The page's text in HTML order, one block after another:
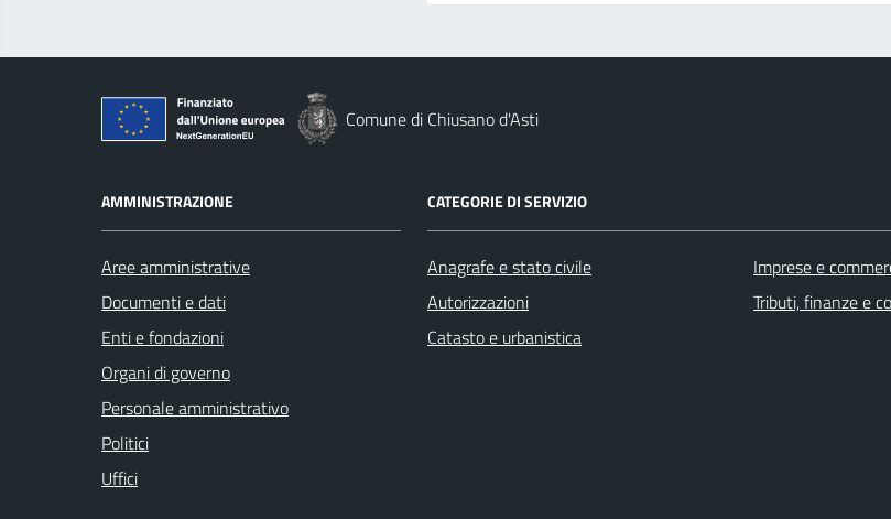
Comune di Chiusano d'Asti
AMMINISTRAZIONE
Aree amministrative
Documenti e dati
Enti e fondazioni
Organi di governo
Personale amministrativo
Politici
Uffici
CATEGORIE DI SERVIZIO
Anagrafe e stato civile
Autorizzazioni
Catasto e urbanistica
Imprese e
Tributi, finanze e